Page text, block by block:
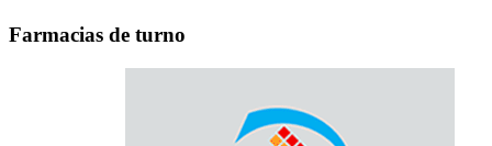
Farmacias de turno